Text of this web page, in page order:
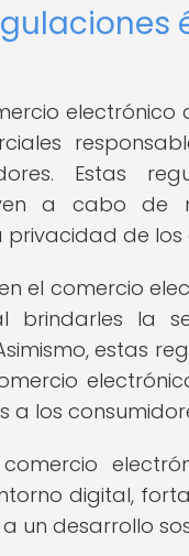
Estas
a cabo de
de
el comercio
brindarles la
estas
a los
digital,
un desarrollo